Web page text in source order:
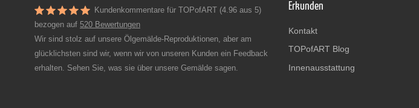
Kundenkommentare für TOPofART (4.96 aus 5)
bezogen auf 520 Bewertungen
Wir sind stolz auf unsere Ölgemälde-Reproduktionen, aber am
glücklichsten sind wir, wenn wir von unseren Kunden ein Feedback
erhalten. Sehen Sie, was sie über unsere Gemälde sagen.
Erkunden
Kontakt
TOPofART Blog
Innenausstattung